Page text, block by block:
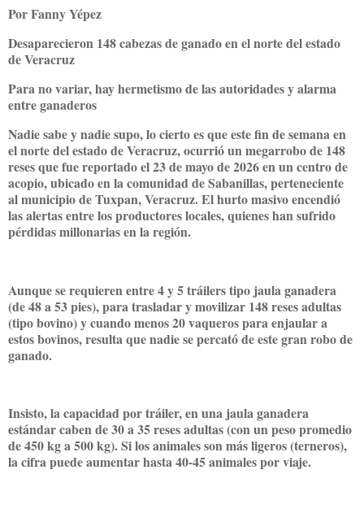
Por Fanny Yépez
Desaparecieron 148 cabezas de ganado en el norte del estado
de Veracruz
Para no variar, hay hermetismo de las autoridades y alarma
entre ganaderos
Nadie sabe y nadie supo, lo cierto es que este fin de semana en
el norte del estado de Veracruz, ocurrió un megarrobo de 148
reses que fue reportado el 23 de mayo de 2026 en un centro de
acopio, ubicado en la comunidad de Sabanillas, perteneciente
al municipio de Tuxpan, Veracruz. El hurto masivo encendió
las alertas entre los productores locales, quienes han sufrido
pérdidas millonarias en la región.
Aunque se requieren entre 4 y 5 tráilers tipo jaula ganadera
(de 48 a 53 pies), para trasladar y movilizar 148 reses adultas
(tipo bovino) y cuando menos 20 vaqueros para enjaular a
estos bovinos, resulta que nadie se percató de este gran robo de
ganado.
Insisto, la capacidad por tráiler, en una jaula ganadera
estándar caben de 30 a 35 reses adultas (con un peso promedio
de 450 kg a 500 kg). Si los animales son más ligeros (terneros),
la cifra puede aumentar hasta 40-45 animales por viaje.